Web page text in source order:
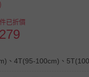
已折價
279